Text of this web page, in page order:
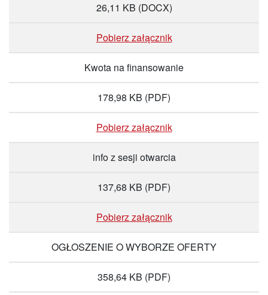
26,11 KB (DOCX)
Pobierz załącznik
Kwota na finansowanie
178,98 KB (PDF)
Pobierz załącznik
info z sesji otwarcia
137,68 KB (PDF)
Pobierz załącznik
OGŁOSZENIE O WYBORZE OFERTY
358,64 KB (PDF)